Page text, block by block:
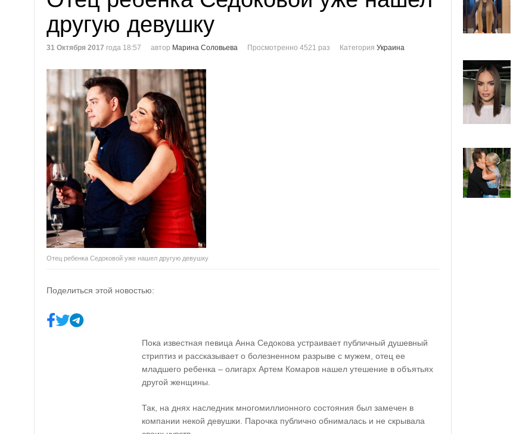
другую девушку
31 Октября 2017 года 18:57 автор Марина Соловьева Просмотренно 4521 раз Категория Украина
Отец ребенка Седоковой уже нашел другую девушку
Поделиться этой новостью:
Пока известная певица Анна Седокова устраивает публичный душевный
стриптиз и рассказывает о болезненном разрыве с мужем, отец ее
младшего ребенка – олигарх Артем Комаров нашел утешение в объятьях
другой женщины.
Так, на днях наследник многомиллионного состояния был замечен в
компании некой девушки. Парочка публично обнималась и не скрывала